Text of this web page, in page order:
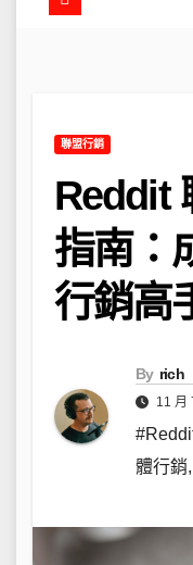
聯盟行銷
Reddit
指南：
行銷高
By rich
11 月
體行銷,